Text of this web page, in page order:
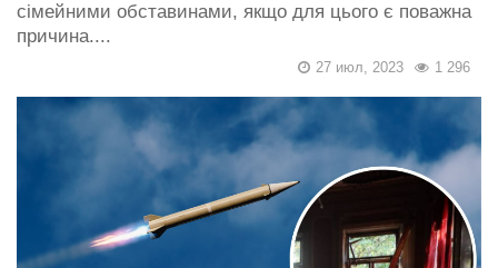
сімейними обставинами, якщо для цього є поважна
причина....
1 296
27 июл, 2023